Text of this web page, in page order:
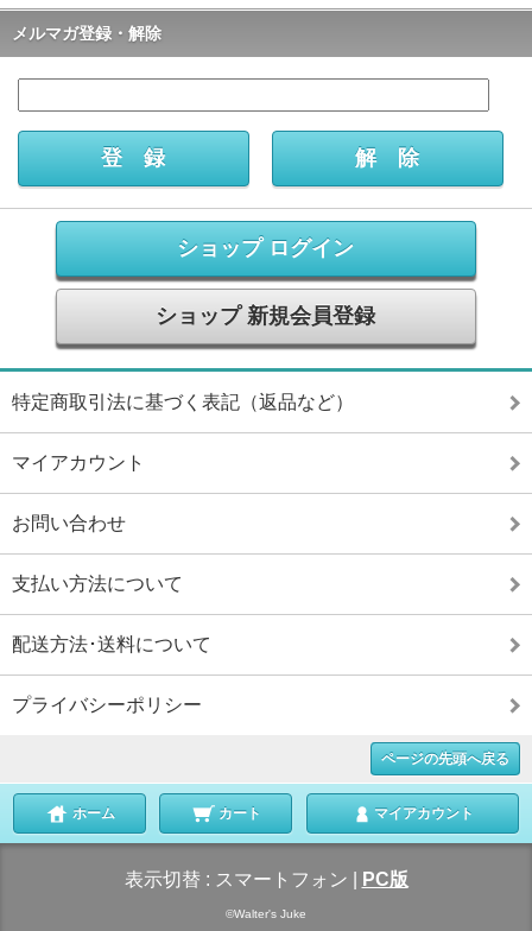
メルマガ登録・解除
ショップ ログイン
ショップ 新規会員登録
特定商取引法に基づく表記（返品など）
マイアカウント
お問い合わせ
支払い方法について
配送方法･送料について
プライバシーポリシー
ページの先頭へ戻る
ホーム カート マイアカウント
表示切替 : スマートフォン PC版
©Walter's Juke